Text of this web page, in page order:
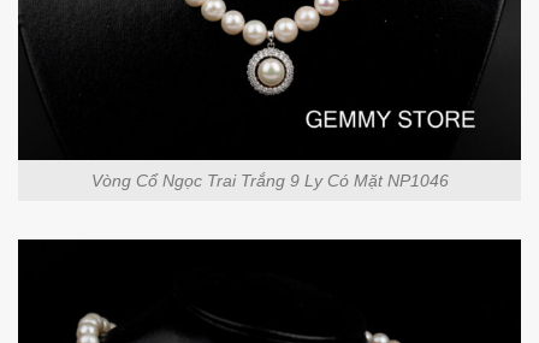
Vòng Cổ Ngọc Trai Trắng 9 Ly Có Mặt NP1046